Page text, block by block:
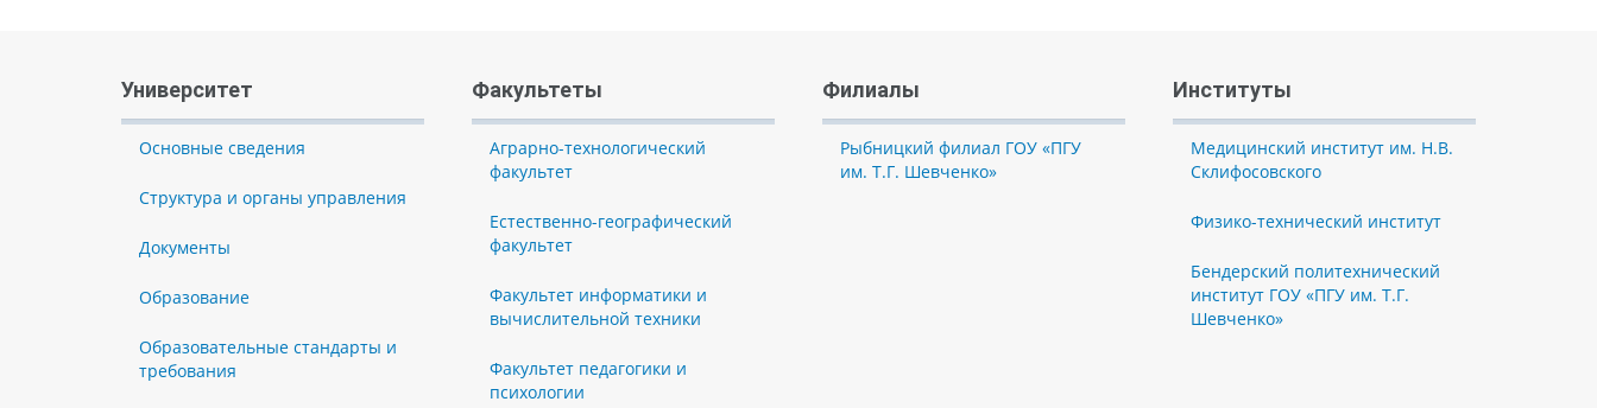
Университет
Основные сведения
Структура и органы управления
Документы
Образование
Образовательные стандарты и
требования
Факультеты
Аграрно-технологический
факультет
Естественно-географический
факультет
Факультет информатики и
вычислительной техники
Факультет педагогики и
психологии
Филиалы
Рыбницкий филиал ГОУ «ПГУ
им. Т.Г. Шевченко»
Институты
Медицинский институт им. Н.В.
Склифосовского
Физико-технический институт
Бендерский политехнический
институт ГОУ «ПГУ им. Т.Г.
Шевченко»